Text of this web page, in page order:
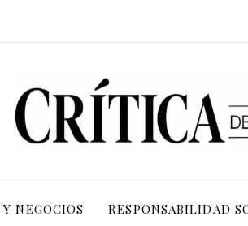
NEGOCIOS RESPONSABILIDAD